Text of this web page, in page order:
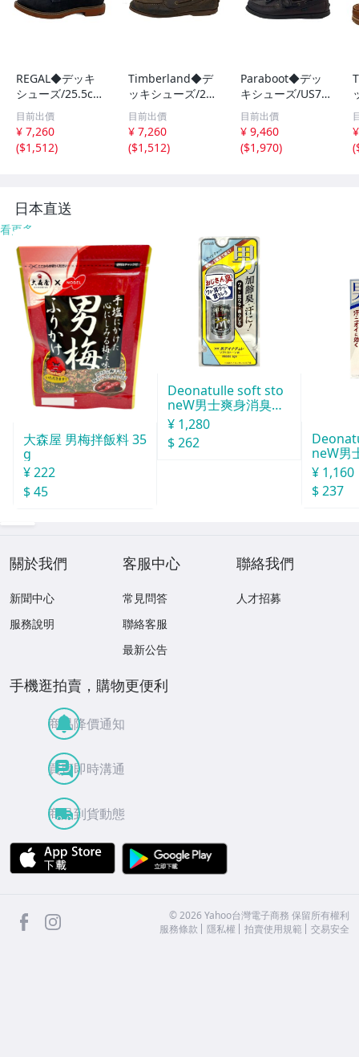
REGAL◆デッキ
シューズ/25.5c
m//
目前出價
¥ 7,260
($1,512)
Timberland◆デ
ッキシューズ/26.
5cm/BRW/レザ
ー/tb0a29yg93
1//
目前出價
¥ 7,260
($1,512)
Paraboot◆デッ
キシューズ/US7/
BRW/レザー//
目前出價
¥ 9,460
($1,970)
(
日本直送
看更多
大森屋 男梅拌飯料 35
g
¥ 222
$ 45
Deonatulle soft sto
neW男士爽身消臭止
汗石 中世紀 20g
¥ 1,280
$ 262
neW男
消臭石
¥ 1,160
$ 237
關於我們
新聞中心
服務說明
客服中心
常見問答
聯絡客服
最新公告
聯絡我們
人才招募
手機逛拍賣，購物更便利
商品降價通知
買賣即時溝通
商品到貨動態
APP Store
facebook ©2026 Yahoo台灣電子商務 保留所有權利
服務條款
隱私權 拍賣使用規範 交易安全